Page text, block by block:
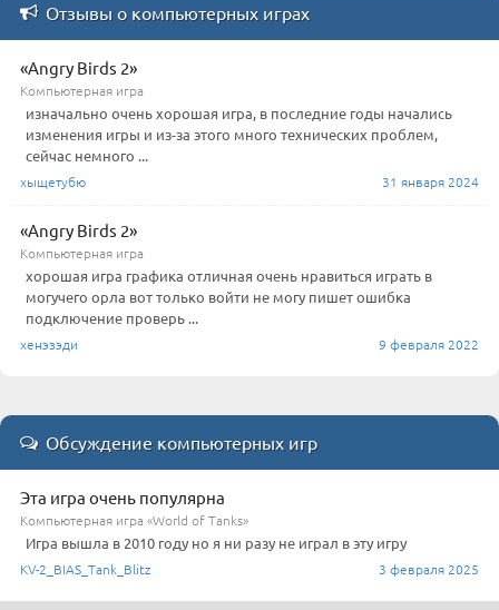
Отзывы о компьютерных играх
«Angry Birds 2»
Компьютерная игра
изначально очень хорошая игра, в последние годы начались
изменения игры и из-за этого много технических проблем,
сейчас немного ...
хыщетубю 31 января 2024
«Angry Birds 2»
Компьютерная игра
хорошая игра графика отличная очень нравиться играть в
могучего орла вот только войти не могу пишет ошибка
подключение проверь ...
хенэзэди 9 февраля 2022
Обсуждение компьютерных игр
Эта игра очень популярна
Компьютерная игра «World of Tanks»
Игра вышла в 2010 году но я ни разу не играл в эту игру
KV-2_BIAS_Tank_Blitz 3 февраля 2025